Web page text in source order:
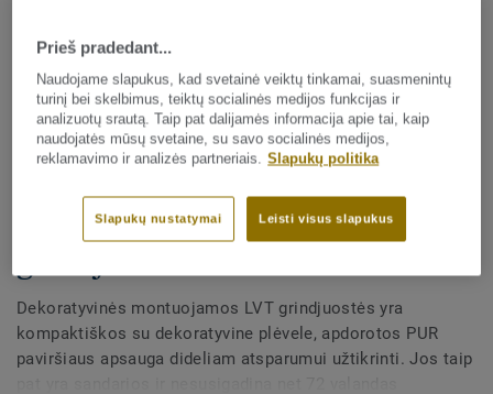
Visi dekorai (175)
Dekoratyvinės LVT
Dekoratyvinės montuojamos LVT grindjuostės yra
kompaktiškos su dekoratyvine plėvele, apdorotos PUR
paviršiaus apsauga dideliam atsparumui užtikrinti. Jos taip
Prieš pradedant...
Naudojame slapukus, kad svetainė veiktų tinkamai, suasmenintų
turinį bei skelbimus, teiktų socialinės medijos funkcijas ir
analizuotų srautą. Taip pat dalijamės informacija apie tai, kaip
naudojatės mūsų svetaine, su savo socialinės medijos,
reklamavimo ir analizės partneriais. Slapukų politika
Leisti visus slapukus
Slapukų nustatymai